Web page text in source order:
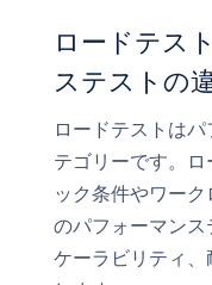
ロードテス
ステストの
ロードテストは
テゴリーです。
ック条件やワー
のパフォーマン
ケーラビリティ